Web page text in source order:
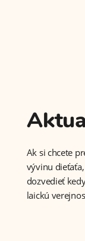
Ak si chcete
vývinu
dozvedieť
laickú